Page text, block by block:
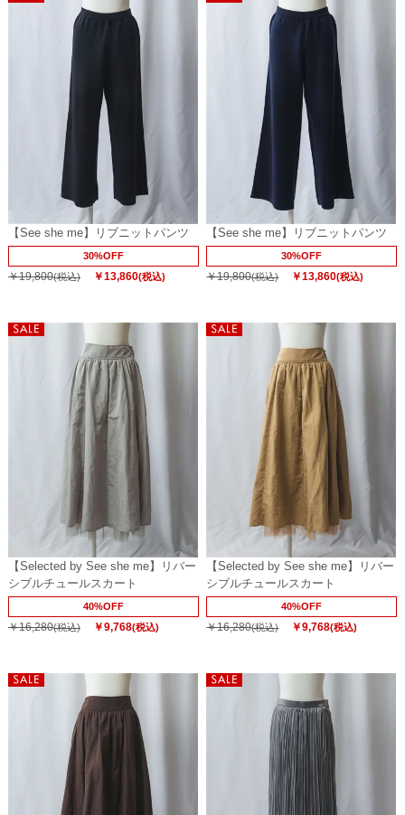
【See she me】リブニットパンツ
30%OFF
￥19,800(税込) ￥13,860(税込)
【See she me】リブニットパンツ
30%OFF
￥19,800(税込) ￥13,860(税込)
【Selected by See she me】リバー
シブルチュールスカート
40%OFF
￥16,280(税込) ￥9,768(税込)
【Selected by See she me】リバー
シブルチュールスカート
40%OFF
￥16,280(税込) ￥9,768(税込)